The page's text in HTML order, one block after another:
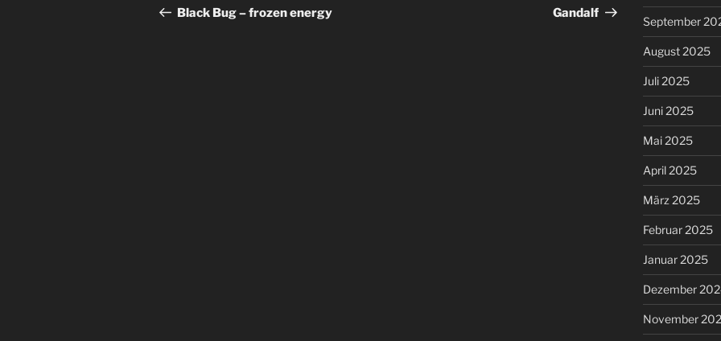
Beitrag
Black Bug – frozen energy
Beitrag
Gandalf
September
August 2025
Juli 2025
Juni 2025
Mai 2025
April 2025
März 2025
Februar 2025
Januar 2025
Dezember
November